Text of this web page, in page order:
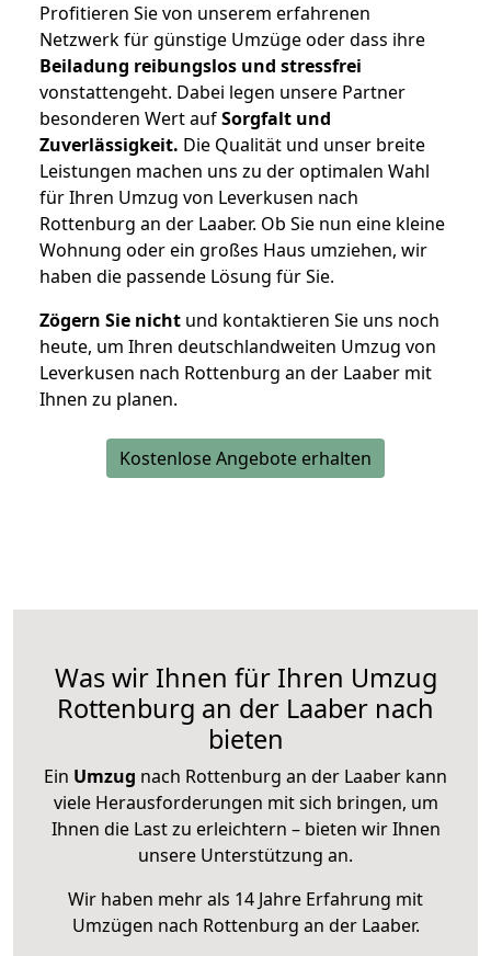
Profitieren Sie von unserem erfahrenen
Netzwerk für günstige Umzüge oder dass ihre
Beiladung reibungslos und stressfrei
vonstattengeht. Dabei legen unsere Partner
besonderen Wert aufSorgfalt und
Zuverlässigkeit. Die Qualität und unser breite
Leistungen machen uns zu der optimalen Wahl
für Ihren Umzug von Leverkusen nach
Rottenburg an der Laaber. Ob Sie nun eine kleine
Wohnung oder ein großes Haus umziehen, wir
haben die passende Lösung für Sie.
Zögern Sie nicht und kontaktieren Sie uns noch
heute, um Ihren deutschlandweiten Umzug von
Leverkusen nach Rottenburg an der Laaber mit
Ihnen zu planen.
Kostenlose Angebote erhalten
Was wir Ihnen für Ihren Umzug
Rottenburg an der Laaber nach
bieten
Ein Umzug nach Rottenburg an der Laaber kann
viele Herausforderungen mit sich bringen, um
Ihnen die Last zu erleichtern – bieten wir Ihnen
unsere Unterstützung an.
Wir haben mehr als 14 Jahre Erfahrung mit
Umzügen nach Rottenburg an der Laaber.